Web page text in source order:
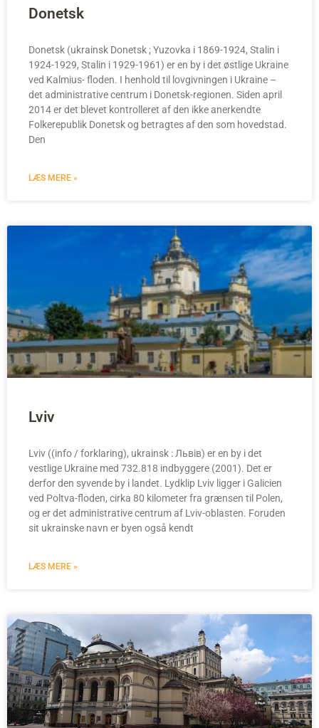
Donetsk
Donetsk (ukrainsk Donetsk ; Yuzovka i 1869-1924, Stalin i
1924-1929, Stalin i 1929-1961) er en by i det østlige Ukraine
ved Kalmius- floden. I henhold til lovgivningen i Ukraine –
det administrative centrum i Donetsk-regionen. Siden april
2014 er det blevet kontrolleret af den ikke anerkendte
Folkerepublik Donetsk og betragtes af den som hovedstad.
Den
LÆS MERE »
Lviv
Lviv ((info / forklaring), ukrainsk : Львів) er en by i det
vestlige Ukraine med 732.818 indbyggere (2001). Det er
derfor den syvende by i landet. Lydklip Lviv ligger i Galicien
ved Poltva-floden, cirka 80 kilometer fra grænsen til Polen,
og er det administrative centrum af Lviv-oblasten. Foruden
sit ukrainske navn er byen også kendt
LÆS MERE »